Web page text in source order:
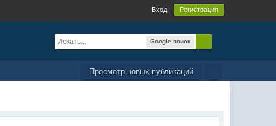
Вход Регистрация
Google поиск
Просмотр новых публикаций